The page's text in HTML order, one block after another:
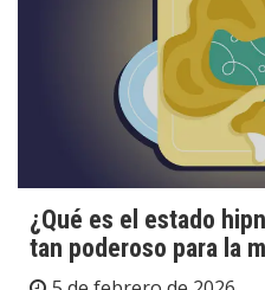
¿Qué es el estado
tan poderoso para la